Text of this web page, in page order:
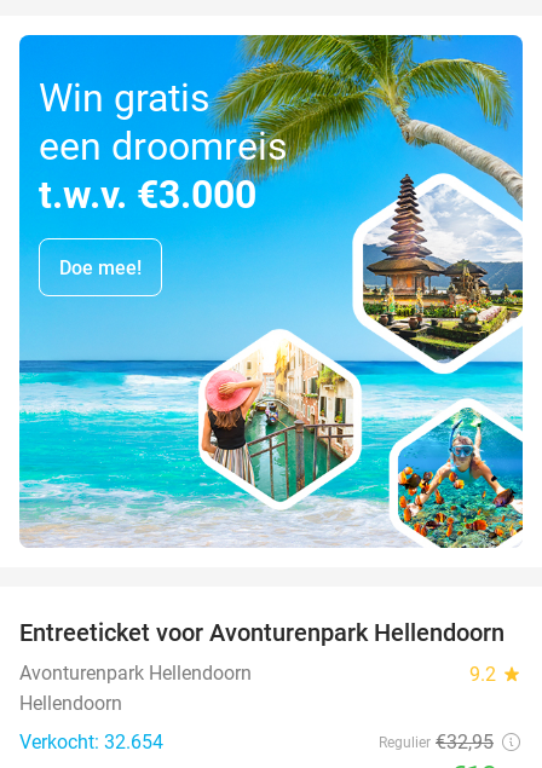
Win gratis
een droomreis
t.w.v. €3.000
Doe mee!
41%
Entreeticket voor Avonturenpark Hellendoorn
Avonturenpark Hellendoorn 9.2 star
Hellendoorn
Verkocht: 32.654
Regulier €32,95